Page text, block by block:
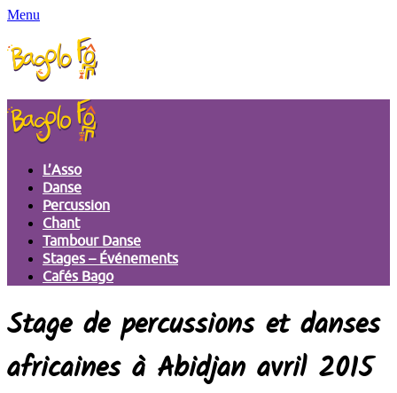
Menu
L’Asso
Danse
Percussion
Chant
Tambour Danse
Stages – Événements
Cafés Bago
Stage de percussions et danses
africaines à Abidjan avril 2015